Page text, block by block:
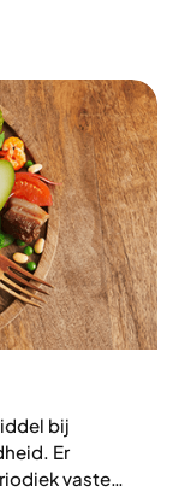
bij
Er
vasten,